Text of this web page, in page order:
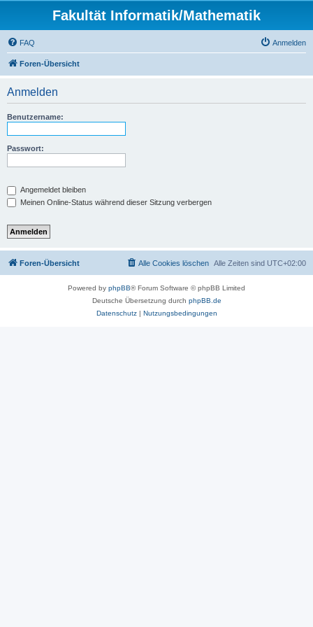
Fakultät Informatik/Mathematik
FAQ Anmelden
Foren-Übersicht
Anmelden
Benutzername:
Passwort:
Angemeldet bleiben
Meinen Online-Status während dieser Sitzung verbergen
Foren-Übersicht Alle Zeiten sind UTC+02:00
Alle Cookies löschen
Powered by phpBB® Forum Software © phpBB Limited
Deutsche Übersetzung durch phpBB.de
Datenschutz| Nutzungsbedingungen